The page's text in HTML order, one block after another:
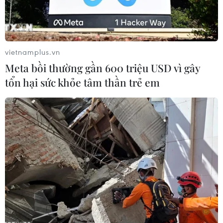
Ảnh minh họa. (Nguồn: Financial Times)
Theo phóng viên TTXVN tại Rome, sáng 11/6
(theo giờ địa phương), cử tri Italy đã đi bỏ phiếu
trong cuộc bầu cử địa phương được tiến hành
tại hơn 1.000 thành phố và thị trấn trên khắp cả
nước. Các điểm bỏ phiếu mở cửa từ lúc 7 giờ
sáng và đóng cửa vào lúc 23 giờ cùng ngày.
vietnamplus.vn
Meta bồi thường gần 600 triệu USD vì gây
tổn hại sức khỏe tâm thần trẻ em